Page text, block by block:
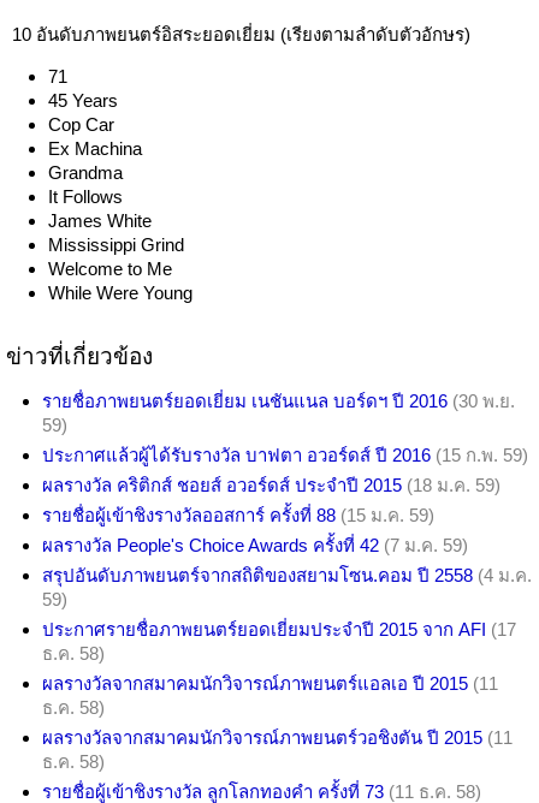
10 อันดับภาพยนตร์อิสระยอดเยี่ยม (เรียงตามลำดับตัวอักษร)
71
45 Years
Cop Car
Ex Machina
Grandma
It Follows
James White
Mississippi Grind
Welcome to Me
While Were Young
ข่าวที่เกี่ยวข้อง
รายชื่อภาพยนตร์ยอดเยี่ยม เนชันแนล บอร์ดฯ ปี 2016 (30 พ.ย.
59)
ประกาศแล้วผู้ได้รับรางวัล บาฟตา อวอร์ดส์ ปี 2016 (15 ก.พ. 59)
ผลรางวัล คริติกส์ ชอยส์ อวอร์ดส์ ประจำปี 2015 (18 ม.ค. 59)
รายชื่อผู้เข้าชิงรางวัลออสการ์ ครั้งที่ 88 (15 ม.ค. 59)
ผลรางวัล People's Choice Awards ครั้งที่ 42 (7 ม.ค. 59)
สรุปอันดับภาพยนตร์จากสถิติของสยามโซน.คอม ปี 2558 (4 ม.ค.
59)
ประกาศรายชื่อภาพยนตร์ยอดเยี่ยมประจำปี 2015 จาก AFI (17
ธ.ค. 58)
ผลรางวัลจากสมาคมนักวิจารณ์ภาพยนตร์แอลเอ ปี 2015 (11
ธ.ค. 58)
ผลรางวัลจากสมาคมนักวิจารณ์ภาพยนตร์วอชิงตัน ปี 2015 (11
ธ.ค. 58)
รายชื่อผู้เข้าชิงรางวัล ลูกโลกทองคำ ครั้งที่ 73 (11 ธ.ค. 58)